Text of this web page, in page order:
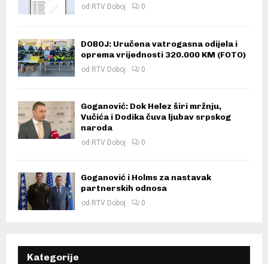
od RTV Doboj 0
DOBOJ: Uručena vatrogasna odijela i
oprema vrijednosti 320.000 KM (FOTO)
od RTV Doboj 0
Goganović: Dok Helez širi mržnju,
Vučića i Dodika čuva ljubav srpskog
naroda
od RTV Doboj 0
Goganović i Holms za nastavak
partnerskih odnosa
od RTV Doboj 0
Kategorije